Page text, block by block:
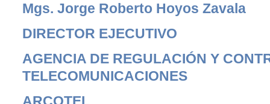
Mgs. Jorge Roberto Hoyos Zavala
DIRECTOR EJECUTIVO
AGENCIA DE REGULACIÓN Y
TELECOMUNICACIONES